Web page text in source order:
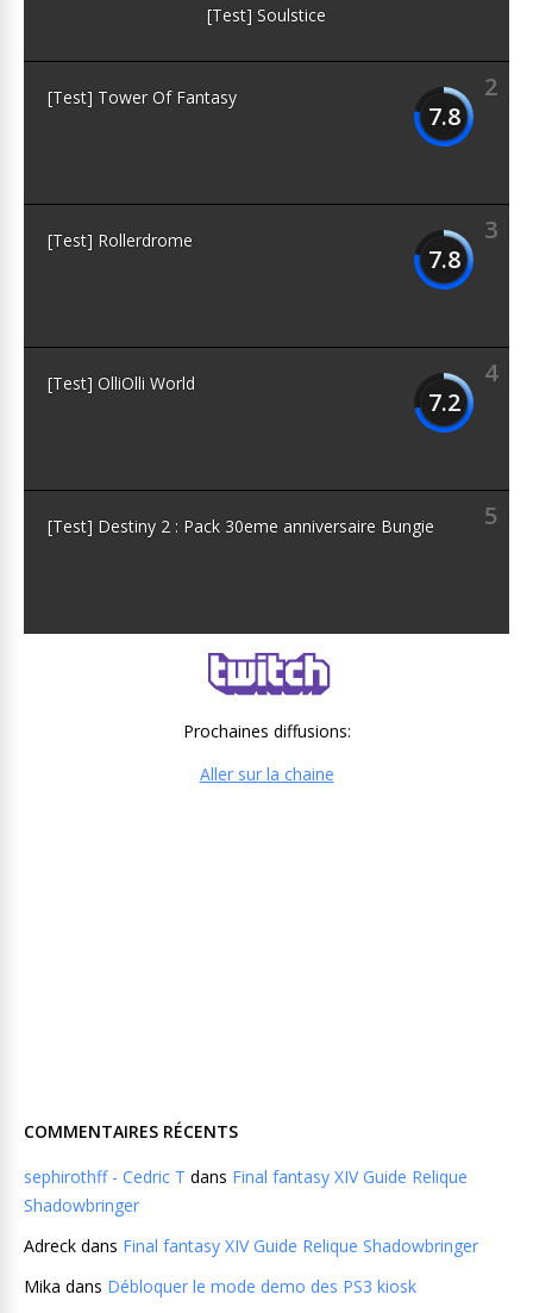
[Test] Soulstice
2
7.8
[Test] Tower Of Fantasy
3
7.8
[Test] Rollerdrome
4
7.2
[Test] OlliOlli World
5
[Test] Destiny 2 : Pack 30eme anniversaire Bungie
Prochaines diffusions:
Aller sur la chaine
COMMENTAIRES RÉCENTS
sephirothff - Cedric T dans Final fantasy XIV Guide Relique
Shadowbringer
Adreck dans Final fantasy XIV Guide Relique Shadowbringer
Mika dans Débloquer le mode demo des PS3 kiosk